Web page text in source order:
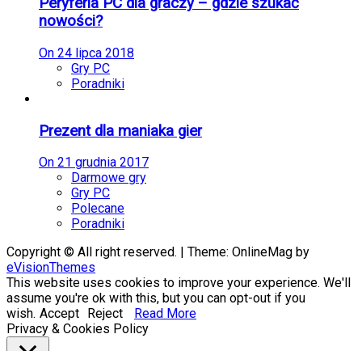
nowości?
On 24 lipca 2018
Gry PC
Poradniki
Prezent dla maniaka gier
On 21 grudnia 2017
Darmowe gry
Gry PC
Polecane
Poradniki
Copyright © All right reserved.
Theme: OnlineMag by
eVisionThemes
This website uses cookies to improve your experience. We'll
assume you're ok with this, but you can opt-out if you
wish. Accept Reject
Read More
Privacy & Cookies Policy